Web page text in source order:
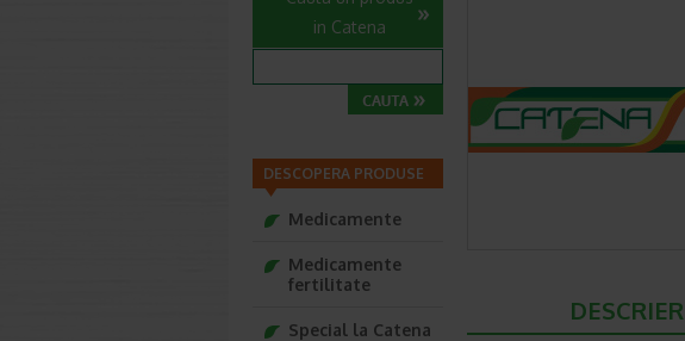
in Catena
DESCOPERA PRODUSE
Medicamente
Medicamente
fertilitate
Special la Catena